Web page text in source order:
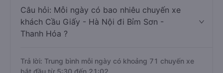
Câu hỏi: Mỗi ngày có bao nhiêu chuyến xe
khách Cầu Giấy - Hà Nội đi Bỉm Sơn -
Thanh Hóa ?
Trả lời: Trung bình mỗi ngày có khoảng 71 chuyến xe
bắt đầu từ 5:30 đến 21:02.